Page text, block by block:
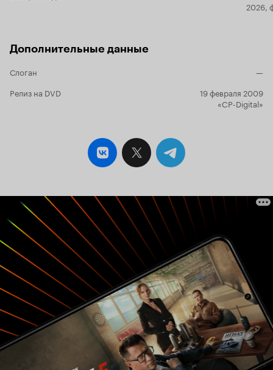
2026,
Дополнительные данные
Слоган
—
Релиз на DVD
19 февраля 2009
«CP-Digital»